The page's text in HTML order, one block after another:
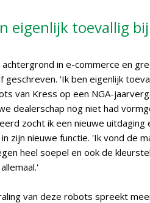
eigenlijk toevallig
in e-commerce en
geschreven. 'Ik ben eigenlijk
van Kress op een NGA-
dealerschap nog niet had
zocht ik een nieuwe
zijn nieuwe functie. 'Ik vond de
heel soepel en ook de
van deze robots spreekt